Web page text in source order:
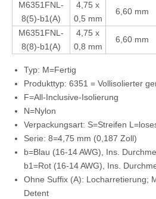
M6351FNL-
8(5)-b1(A)
4,75 x
0,5 mm
6,60 mm
M6351FNL-
8(8)-b1(A)
4,75 x
0,8 mm
6,60 mm
Typ: M=Fertig
Produkttyp: 6351 = Vollisolierter
F=All-Inclusive-Isolierung
N=Nylon
Verpackungsart: S=Streifen
Serie: 8=4,75 mm (0,187 Zoll)
b=Blau (16-14 AWG), Ins.
b1=Rot (16-14 AWG), Ins.
Ohne Suffix (A): Locharretierung;
Detent